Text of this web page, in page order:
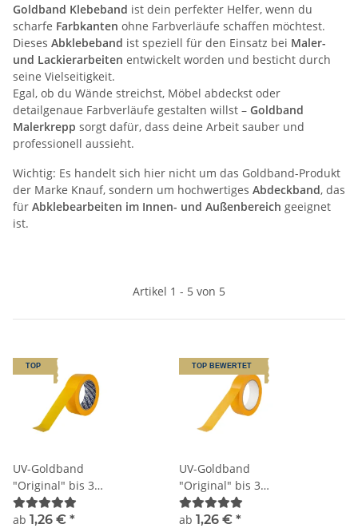
Goldband Klebeband ist dein perfekter Helfer, wenn du
scharfe Farbkanten ohne Farbverläufe schaffen möchtest.
Dieses Abklebeband ist speziell für den Einsatz bei Maler-
und Lackierarbeiten entwickelt worden und besticht durch
seine Vielseitigkeit.
Egal, ob du Wände streichst, Möbel abdeckst oder
detailgenaue Farbverläufe gestalten willst – Goldband
Malerkrepp sorgt dafür, dass deine Arbeit sauber und
professionell aussieht.
Wichtig: Es handelt sich hier nicht um das Goldband-Produkt
der Marke Knauf, sondern um hochwertiges Abdeckband, das
für Abklebearbeiten im Innen- und Außenbereich geeignet
ist.
Artikel 1 - 5 von 5
TOP
UV-Goldband
"Original" bis 3
Monate Sorte K055
ab 1,26 € *
TOP BEWERTET
UV-Goldband
"Original" bis 3
Monate, neutraler
Kern Sorte K055N
ab 1,26 € *